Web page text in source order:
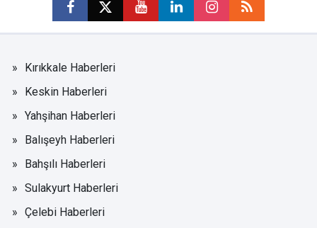
Kırıkkale Haberleri
Keskin Haberleri
Yahşihan Haberleri
Balışeyh Haberleri
Bahşılı Haberleri
Sulakyurt Haberleri
Çelebi Haberleri